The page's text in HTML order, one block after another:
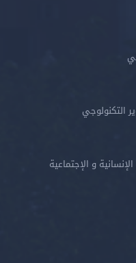
التكنولوجي
و الإجتماعية